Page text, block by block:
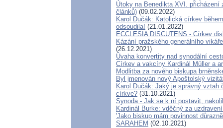
Útoky na Benedikta XVI.
článků) (09.02.2022)
Karol Dučák: Katolická církev
odsoudila! (21.01.2022)
ECCLESIA DISCUTENS - Církev
Kázání pražského generálního
(26.12.2021)
Úvaha konvertity nad synodální
Církev a vakcíny Kardinál Müller a
Modlitba za nového biskupa
Byl jmenován nový Apoštolský
Karol Dučák: Jaký je správný
církve? (31.10.2021)
Synoda - Jak se k ní postavit,
Kardinál Burke: vděčný za
'Jako biskup mám povinnost
SARAHEM (02.10.2021)